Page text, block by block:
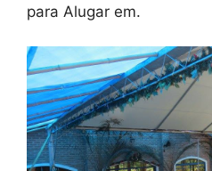
para Alugar em.